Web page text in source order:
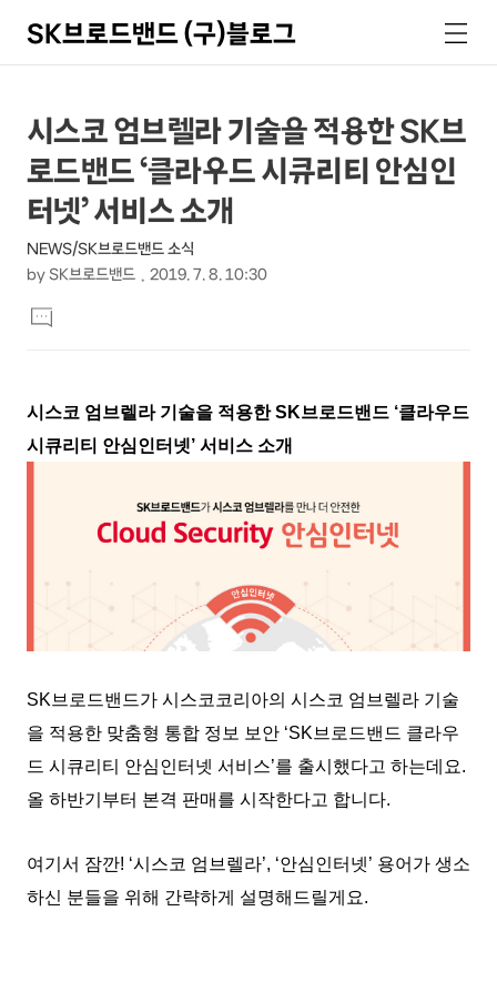
SK브로드밴드 (구)블로그
색
메
뉴
상
세
컨
텐
츠
본
문
제
목
시스코 엄브렐라 기술을 적용한 SK브
로드밴드 ‘클라우드 시큐리티 안심인
터넷’ 서비스 소개
NEWS/SK브로드밴드 소식
by SK브로드밴드 2019. 7. 8. 10:30
문
댓
글
시스코 엄브렐라 기술을 적용한 SK브로드밴드 ‘클라우드
시큐리티 안심인터넷’ 서비스 소개
SK브로드밴드가 시스코코리아의 시스코 엄브렐라 기술
을 적용한 맞춤형 통합 정보 보안 ‘SK브로드밴드 클라우
드 시큐리티 안심인터넷 서비스’를 출시했다고 하는데요.
올 하반기부터 본격 판매를 시작한다고 합니다.
여기서 잠깐! ‘시스코 엄브렐라’, ‘안심인터넷’ 용어가 생소
하신 분들을 위해 간략하게 설명해드릴게요.